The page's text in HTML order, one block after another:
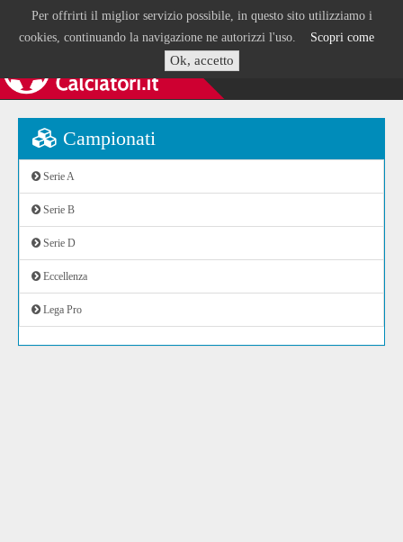
Per offrirti il miglior servizio possibile, in questo sito utilizziamo i
cookies, continuando la navigazione ne autorizzi l'uso. Scopri come
Ok, accetto
Campionati
Serie A
Serie B
Serie D
Eccellenza
Lega Pro